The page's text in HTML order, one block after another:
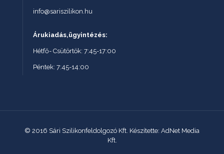
info@sariszilikon.hu
Árukiadás,ügyintézés:
Hétfő- Csütörtök: 7:45-17:00
Péntek: 7:45-14:00
© 2016 Sári Szilikonfeldolgozó Kft. Készítette: AdNet Media
Kft.